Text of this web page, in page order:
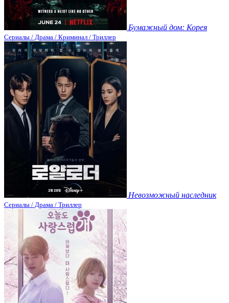
Бумажный дом: Корея
Сериалы / Драма / Криминал / Триллер
Невозможный наследник
Сериалы / Драма / Триллер